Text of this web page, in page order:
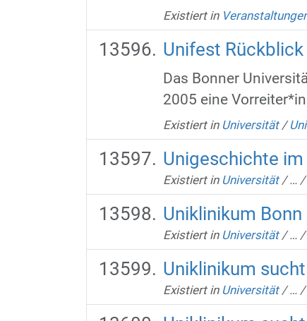
Existiert in
Unifest
Das Bonner
2005 eine
Existiert in Universität /
Unigeschichte
Existiert in Universität /… /
Uniklinikum
Existiert in Universität /… /
Uniklinikum
Existiert in Universität /… /